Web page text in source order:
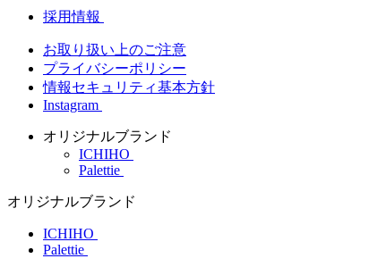
採用情報
お取り扱い上のご注意
プライバシーポリシー
情報セキュリティ基本方針
Instagram
オリジナルブランド
ICHIHO
Palettie
オリジナルブランド
ICHIHO
Palettie